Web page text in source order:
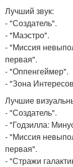
Лучший звук:
- "Создатель".
- "Маэстро".
- "Миссия
первая".
- "Оппенгеймер".
- "Зона
Лучшие
- "Создатель".
- "Годзилла:
- "Миссия
первая".
- "Стражи